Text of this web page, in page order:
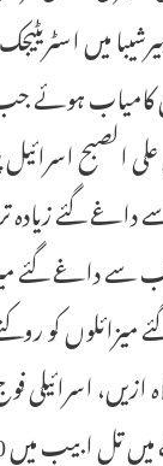
میں
ہوئے جب
گئے
سے داغے
کو
اسرائیلی